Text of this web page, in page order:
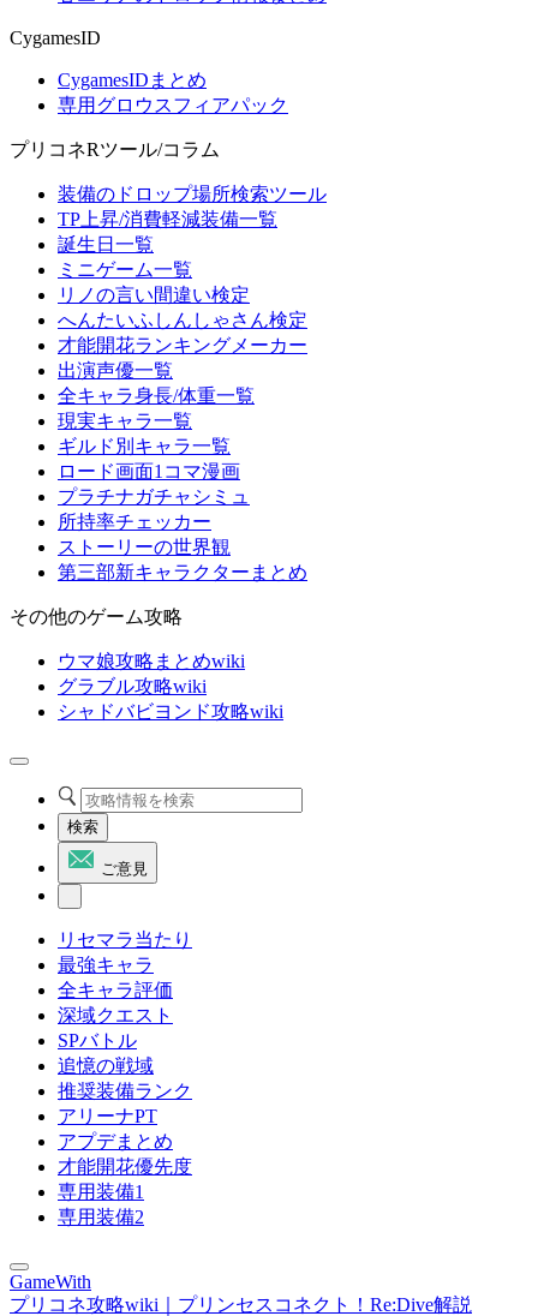
CygamesID
CygamesIDまとめ
専用グロウスフィアパック
プリコネRツール/コラム
装備のドロップ場所検索ツール
TP上昇/消費軽減装備一覧
誕生日一覧
ミニゲーム一覧
リノの言い間違い検定
へんたいふしんしゃさん検定
才能開花ランキングメーカー
出演声優一覧
全キャラ身長/体重一覧
現実キャラ一覧
ギルド別キャラ一覧
ロード画面1コマ漫画
プラチナガチャシミュ
所持率チェッカー
ストーリーの世界観
第三部新キャラクターまとめ
その他のゲーム攻略
ウマ娘攻略まとめwiki
グラブル攻略wiki
シャドバビヨンド攻略wiki
検索
ご意見
リセマラ当たり
最強キャラ
全キャラ評価
深域クエスト
SPバトル
追憶の戦域
推奨装備ランク
アリーナPT
アプデまとめ
才能開花優先度
専用装備1
専用装備2
GameWith
プリコネ攻略wiki｜プリンセスコネクト！Re:Dive解説